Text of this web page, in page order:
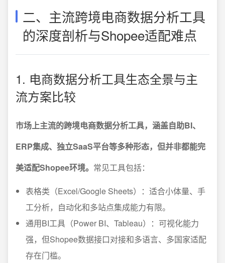
二、主流跨境电商数据分析工具
的深度剖析与Shopee适配难点
1. 电商数据分析工具生态全景与主
流方案比较
市场上主流的跨境电商数据分析工具，涵盖自助BI、
ERP集成、独立SaaS平台等多种形态，但并非都能完
美适配Shopee环境。 常见工具包括：
表格类（Excel/Google Sheets）：适合小体量、手
工分析，自动化和多站点集成能力有限。
通用BI工具（Power BI、Tableau）：可视化能力
强，但Shopee数据接口对接和多语言、多国家适配
存在门槛。